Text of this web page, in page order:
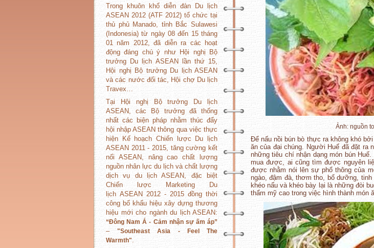
Trong khuôn khổ diễn đàn Du lịch
ASEAN 2012 (ATF 2012) tổ chức tại
thủ phủ Manado, tỉnh Bắc Sulawesi
(Indonesia) từ ngày 08 đến 15 tháng
01 năm 2012, đã diễn ra các hoạt
động đáng chú ý như Hội nghị Bộ
trưởng Du lịch ASEAN lần thứ 15,
Hội nghị Bộ trưởng Du lịch ASEAN
và các nước đối tác, Hội chợ Du lịch
Travex…
Tại Hội nghị Bộ trưởng Du lịch
ASEAN, các Bộ trưởng đã thống
nhất các biện pháp nhằm thúc đẩy
hội nhập ASEAN thông qua việc thực
hiện Kế hoạch Chiến lược Du lịch
ASEAN 2011 - 2015, tăng cường kết
nối ASEAN, nâng cao chất lượng
nguồn nhân lực du lịch và chất lượng
dịch vụ du lịch ASEAN, đặc biệt
Chiến lược Marketing Du
lịch ASEAN 2012 - 2015 đồng thời
công bố khẩu hiệu xây dựng thương
hiệu mới cho ngành du lịch ASEAN:
“Đông Nam Á - Cảm nhận sự ấm áp”
–"Southeast Asia - Feel The
Warmth".
Ảnh: nguồn
Để nấu nồi bún bò thực ra không khó
ăn của đại chúng. Người Huế đã đặt ra
những tiêu chí nhận dạng món bún
mua được, ai cũng tìm được nguyên
được nhằm nói lên sự phổ thông của
ngào, đậm đà, thơm tho, bổ dưỡng,
khéo nấu và khéo bày lại là những đòi
thẩm mỹ cao trong việc hình thành món